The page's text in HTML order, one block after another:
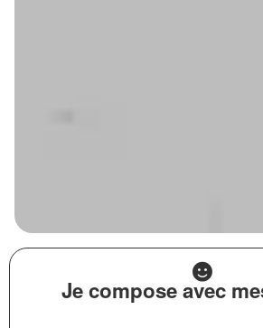
Je compose avec